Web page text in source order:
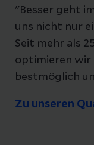
"Besser geht
uns nicht nur
Seit mehr als
optimieren wir
bestmöglich
Zu unseren